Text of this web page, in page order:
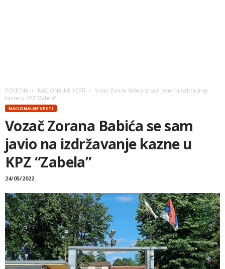
POČETNA NACIONALNE VESTI
Vozač Zorana Babića se sam javio na izdržavanje
kazne u KPZ “Zabela”
NACIONALNE VESTI
Vozač Zorana Babića se sam
javio na izdržavanje kazne u
KPZ “Zabela”
24/05/2022